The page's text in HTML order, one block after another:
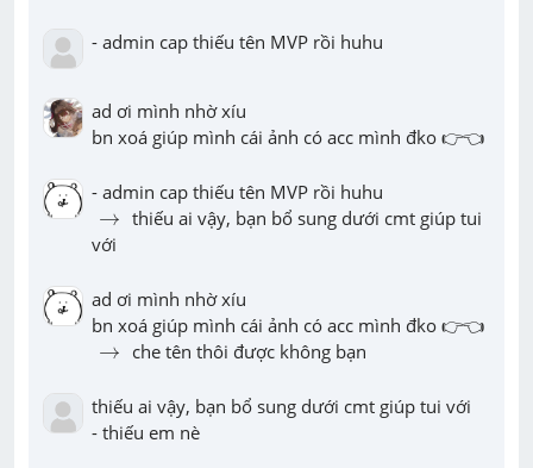
- admin cap thiếu tên MVP rồi huhu
ad ơi mình nhờ xíu
bn xoá giúp mình cái ảnh có acc mình đko 👉👈
→
→
thiếu ai vậy, bạn bổ sung dưới cmt giúp tui
với
ad ơi mình nhờ xíu
→
→ che tên thôi được không bạn
thiếu ai vậy, bạn bổ sung dưới cmt giúp tui với
- thiếu em nè